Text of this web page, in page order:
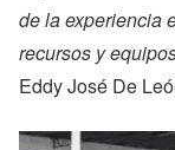
de la experiencia
recursos y
Eddy José De